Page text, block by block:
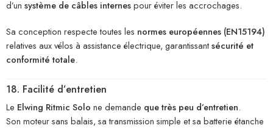
d’un système de câbles internespour éviter les accrochages.
Sa conception respecte toutes les normes européennes (EN15194)
relatives aux vélos à assistance électrique, garantissantsécurité et
conformité totale.
18. Facilité d’entretien
Le Elwing Ritmic Solo ne demande que très peu d’entretien.
Son moteur sans balais, sa transmission simple et sa batterie étanche